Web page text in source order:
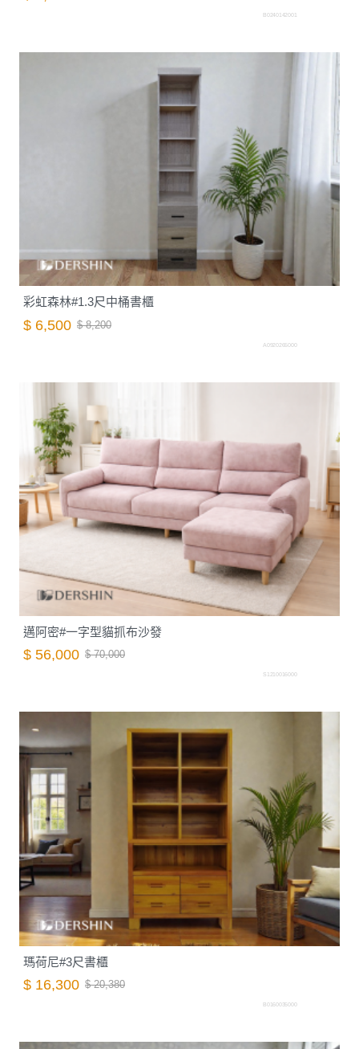
B0240142001
彩虹森林#1.3尺中桶書櫃
$ 6,500 $ 8,200
A0920265000
邁阿密#一字型貓抓布沙發
$ 56,000 $ 70,000
S1210016000
瑪荷尼#3尺書櫃
$ 16,300 $ 20,380
B0160035000